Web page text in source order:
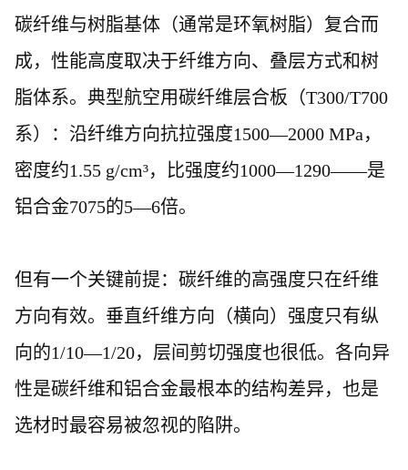
碳纤维与树脂基体（通常是环氧树脂）复合而
成，性能高度取决于纤维方向、叠层方式和树
脂体系。典型航空用碳纤维层合板（T300/T700
系）：沿纤维方向抗拉强度1500—2000 MPa，
密度约1.55 g/cm³，比强度约1000—1290——是
铝合金7075的5—6倍。
但有一个关键前提：碳纤维的高强度只在纤维
方向有效。垂直纤维方向（横向）强度只有纵
向的1/10—1/20，层间剪切强度也很低。各向异
性是碳纤维和铝合金最根本的结构差异，也是
选材时最容易被忽视的陷阱。